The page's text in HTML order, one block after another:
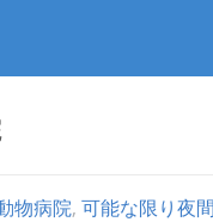
物病院, 可能な限り夜